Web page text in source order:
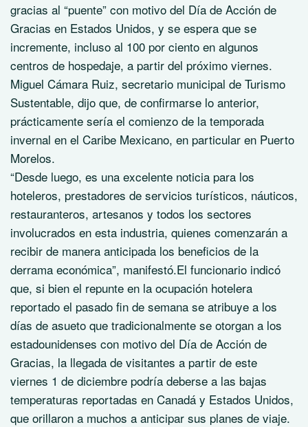
gracias al “puente” con motivo del Día de Acción de
Gracias en Estados Unidos, y se espera que se
incremente, incluso al 100 por ciento en algunos
centros de hospedaje, a partir del próximo viernes.
Miguel Cámara Ruiz, secretario municipal de Turismo
Sustentable, dijo que, de confirmarse lo anterior,
prácticamente sería el comienzo de la temporada
invernal en el Caribe Mexicano, en particular en Puerto
Morelos.
“Desde luego, es una excelente noticia para los
hoteleros, prestadores de servicios turísticos, náuticos,
restauranteros, artesanos y todos los sectores
involucrados en esta industria, quienes comenzarán a
recibir de manera anticipada los beneficios de la
derrama económica”, manifestó.El funcionario indicó
que, si bien el repunte en la ocupación hotelera
reportado el pasado fin de semana se atribuye a los
días de asueto que tradicionalmente se otorgan a los
estadounidenses con motivo del Día de Acción de
Gracias, la llegada de visitantes a partir de este
viernes 1 de diciembre podría deberse a las bajas
temperaturas reportadas en Canadá y Estados Unidos,
que orillaron a muchos a anticipar sus planes de viaje.